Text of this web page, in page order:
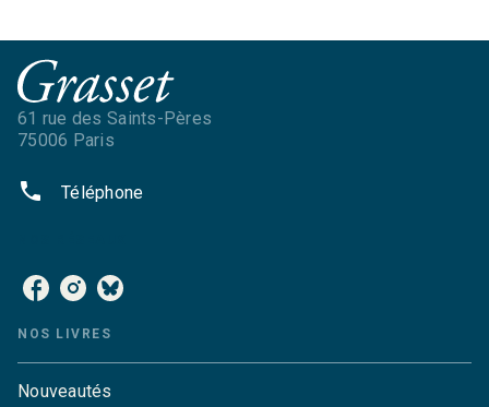
61 rue des Saints-Pères
75006 Paris
phone Téléphone
NOS LIVRES
Nouveautés